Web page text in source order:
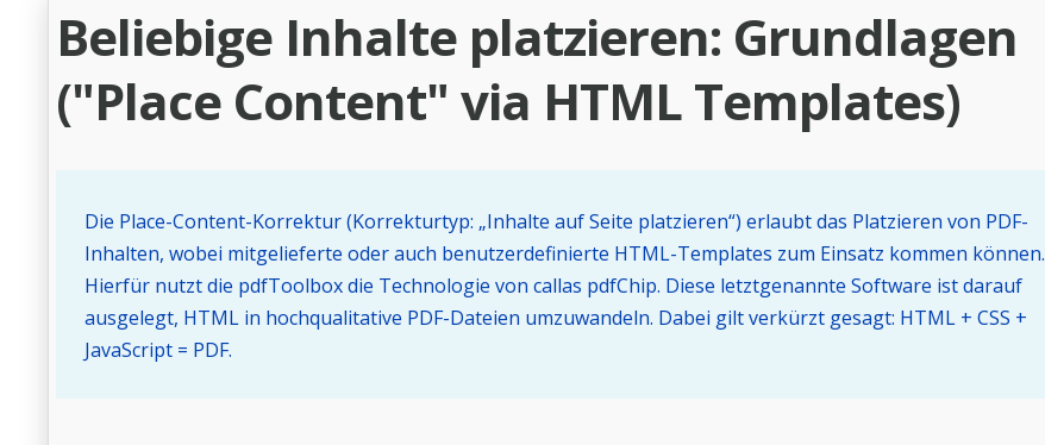
Beliebige Inhalte platzieren: Grundlagen
("Place Content" via HTML Templates)
Die Place-Content-Korrektur (Korrekturtyp: „Inhalte auf Seite platzieren“) erlaubt das Platzieren von PDF-
Inhalten, wobei mitgelieferte oder auch benutzerdefinierte HTML-Templates zum Einsatz kommen können.
Hierfür nutzt die pdfToolbox die Technologie von callas pdfChip. Diese letztgenannte Software ist darauf
ausgelegt, HTML in hochqualitative PDF-Dateien umzuwandeln. Dabei gilt verkürzt gesagt: HTML + CSS +
JavaScript = PDF.